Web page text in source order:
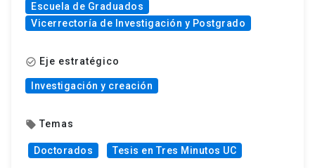
Escuela de Graduados
Vicerrectoría de Investigación y Postgrado
check_circle_outline Eje estratégico
Investigación y creación
local_offer Temas
Doctorados Tesis en Tres Minutos UC